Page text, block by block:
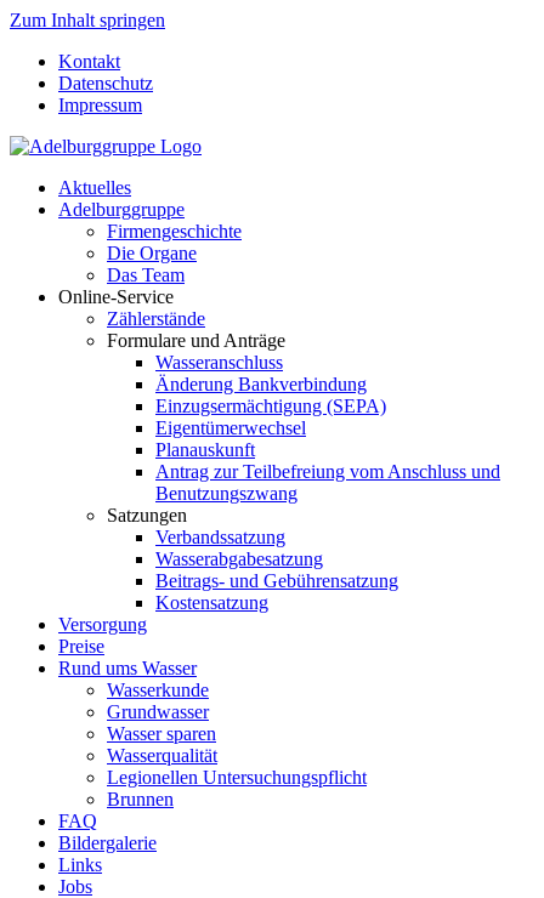
Zum Inhalt springen
Kontakt
Datenschutz
Impressum
Aktuelles
Adelburggruppe
Firmengeschichte
Die Organe
Das Team
Online-Service
Zählerstände
Formulare und Anträge
Wasseranschluss
Änderung Bankverbindung
Einzugsermächtigung (SEPA)
Eigentümerwechsel
Planauskunft
Antrag zur Teilbefreiung vom Anschluss und
Benutzungszwang
Satzungen
Verbandssatzung
Wasserabgabesatzung
Beitrags- und Gebührensatzung
Kostensatzung
Versorgung
Preise
Rund ums Wasser
Wasserkunde
Grundwasser
Wasser sparen
Wasserqualität
Legionellen Untersuchungspflicht
Brunnen
FAQ
Bildergalerie
Links
Jobs